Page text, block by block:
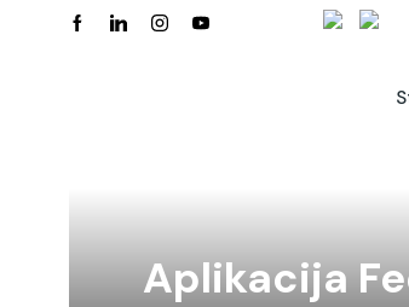
Aplikacija